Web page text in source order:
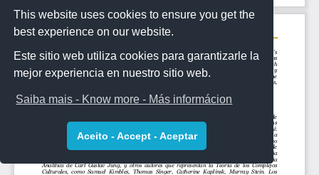
This website uses cookies to ensure you get the
best experience on our website.
Este sitio web utiliza cookies para garantizarle la
mejor experiencia en nuestro sitio web.
Saiba mais - Know more - Más informácion
Aceito - Accept - Aceptar